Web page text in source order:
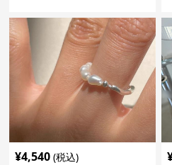
¥4,540 (税込)